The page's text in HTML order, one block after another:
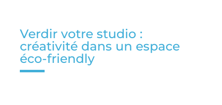
Verdir votre studio :
créativité dans un espace
éco-friendly